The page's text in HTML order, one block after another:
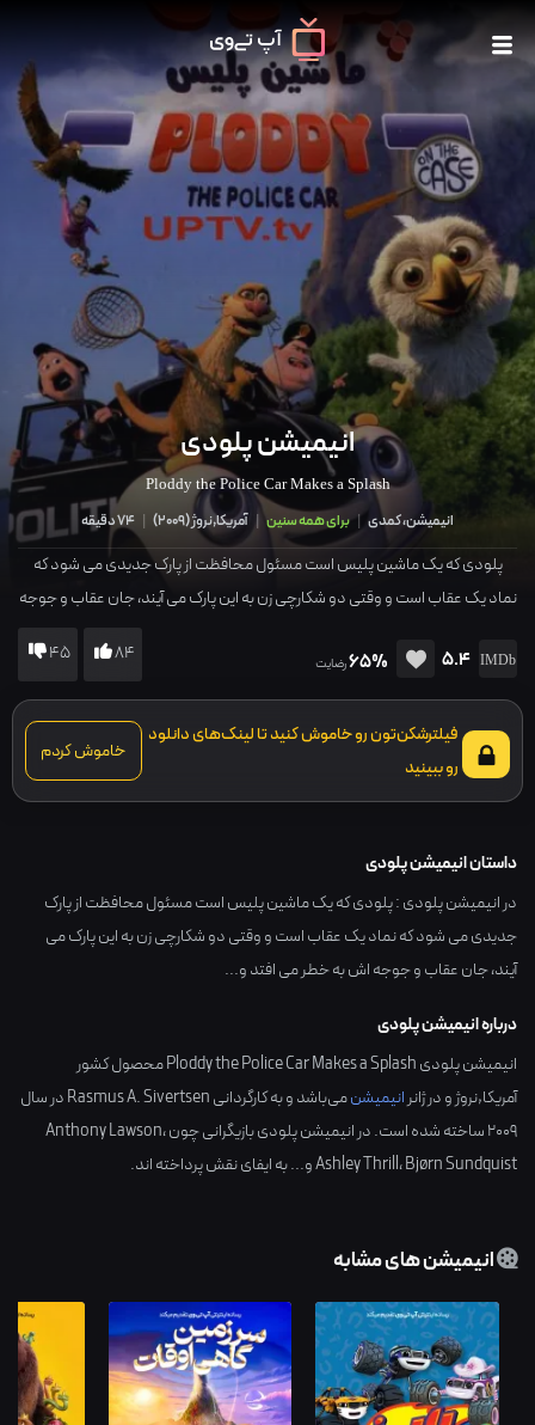
انیمیشن پلودی
Ploddy the Police Car Makes a Splash
انیمیشن، کمدی | برای همه سنین | آمریکا,نروژ(
2009
)
|
پلودی که یک ماشین پلیس است مسئول محافظت از پارک جدیدی می شود که
نماد یک عقاب است و وقتی دو شکارچی زن به این پارک می آیند، جان عقاب و جوجه
5.4
65%رضایت 84
45
فیلترشکن‌تون رو خاموش کنید تا لینک‌های دانلود
رو ببینید
خاموش کردم
داستان انیمیشن پلودی
در انیمیشن پلودی : پلودی که یک ماشین پلیس است مسئول محافظت از پارک
جدیدی می شود که نماد یک عقاب است و وقتی دو شکارچی زن به این پارک می
آیند، جان عقاب و جوجه اش به خطر می افتد و...
درباره انیمیشن پلودی
انیمیشن پلودی Ploddy the Police Car Makes a Splash محصول کشور
آمریکا,نروژو در ژانرانیمیشنمی‌باشد و به کارگردانیRasmus A. Sivertsenدر سال
2009ساخته شده است. در انیمیشن پلودی بازیگرانی چون Anthony Lawson،
Ashley Thrill،Bjørn Sundquist و... به ایفای نقش پرداخته اند.
انیمیشن های مشابه